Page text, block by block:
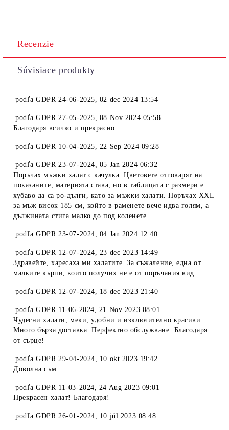
Recenzie
Súvisiace produkty
podľaGDPR 24-06-2025, 02 dec 2024 13:54
podľaGDPR 27-05-2025, 08 Nov 2024 05:58
Благодаря всичко и прекрасно .
podľaGDPR 10-04-2025, 22 Sep 2024 09:28
podľaGDPR 23-07-2024, 05 Jan 2024 06:32
Поръчах мъжки халат с качулка. Цветовете отговарят на
показаните, материята става, но в таблицата с размери е
хубаво да са ро-дълги, като за мъжки халати. Поръчах XXL
за мъж висок 185 см, който в раменете вече идва голям, а
дължината стига малко до под коленете.
podľaGDPR 23-07-2024, 04 Jan 2024 12:40
podľaGDPR 12-07-2024, 23 dec 2023 14:49
Здравейте, харесаха ми халатите. За съжаление, една от
малките кърпи, които получих не е от поръчания вид.
podľaGDPR 12-07-2024, 18 dec 2023 21:40
podľaGDPR 11-06-2024, 21 Nov 2023 08:01
Чудесни халати, меки, удобни и изключително красиви.
Много бърза доставка. Перфектно обслужване. Благодаря
от сърце!
podľaGDPR 29-04-2024, 10 okt 2023 19:42
Доволна съм.
podľaGDPR 11-03-2024, 24 Aug 2023 09:01
Прекрасен халат! Благодаря!
podľaGDPR 26-01-2024, 10 júl 2023 08:48